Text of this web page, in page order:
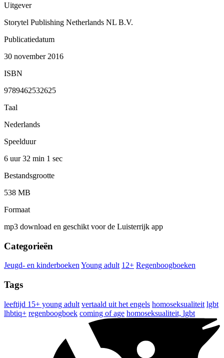
Uitgever
Storytel Publishing Netherlands NL B.V.
Publicatiedatum
30 november 2016
ISBN
9789462532625
Taal
Nederlands
Speelduur
6 uur 32 min 1 sec
Bestandsgrootte
538 MB
Formaat
mp3 download en geschikt voor de Luisterrijk app
Categorieën
Jeugd- en kinderboeken Young adult 12+ Regenboogboeken
Tags
leeftijd 15+ young adult vertaald uit het engels homoseksualiteit lgbt
lhbtiq+ regenboogboek coming of age homoseksualiteit, lgbt